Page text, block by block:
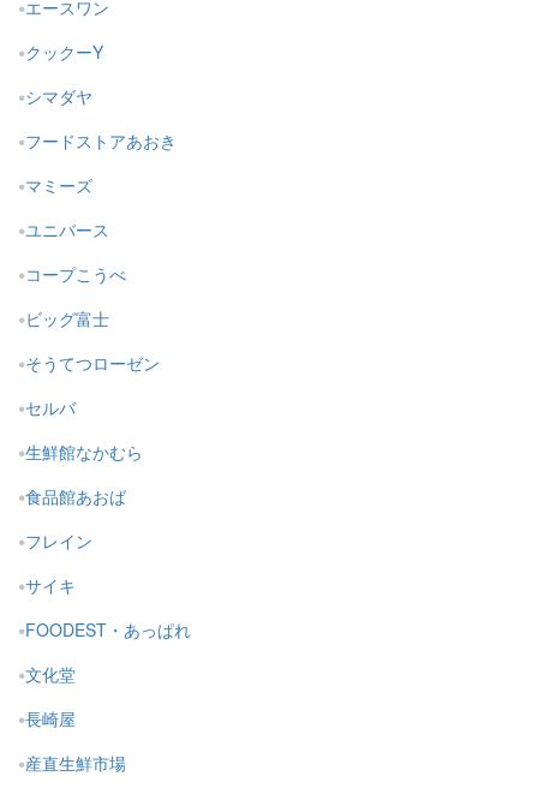
エースワン
クックーY
シマダヤ
フードストアあおき
マミーズ
ユニバース
コープこうべ
ビッグ富士
そうてつローゼン
セルバ
生鮮館なかむら
食品館あおば
フレイン
サイキ
FOODEST・あっぱれ
文化堂
長崎屋
産直生鮮市場